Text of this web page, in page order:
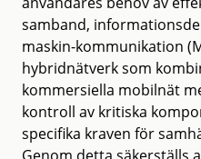
samband,
maskin-kommunikation
hybridnätverk som
kommersiella mobilnät
kontroll av kritiska
specifika kraven för